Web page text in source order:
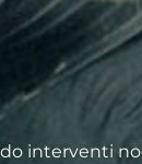
interventi